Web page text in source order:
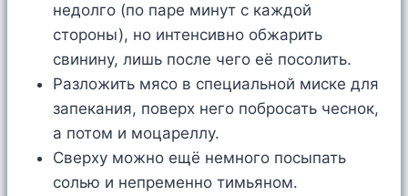
недолго (по паре минут с каждой
стороны), но интенсивно обжарить
свинину, лишь после чего её посолить.
Разложить мясо в специальной миске для
запекания, поверх него побросать чеснок,
а потом и моцареллу.
Сверху можно ещё немного посыпать
солью и непременно тимьяном.